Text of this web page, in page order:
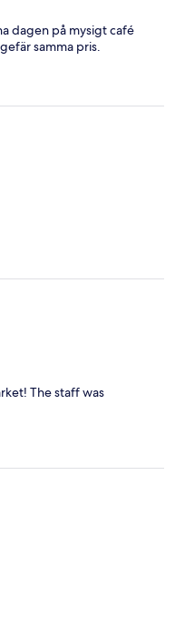
dagen på mysigt café
samma pris.
The staff was